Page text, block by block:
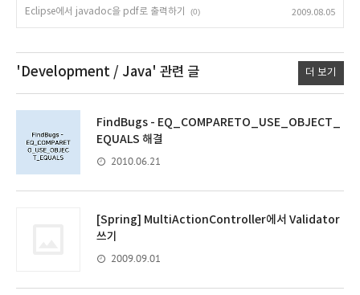
Eclipse에서 javadoc을 pdf로 출력하기 (0) 2009.08.05
'Development / Java' 관련 글 더 보기
FindBugs - EQ_COMPARETO_USE_OBJECT_
EQUALS 해결
2010.06.21
[Spring] MultiActionController에서 Validator
쓰기
2009.09.01